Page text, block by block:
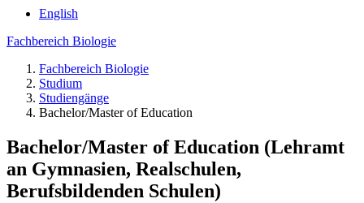
English
Fachbereich Biologie
Fachbereich Biologie
Studium
Studiengänge
Bachelor/Master of Education
Bachelor/Master of Education (Lehramt
an Gymnasien, Realschulen,
Berufsbildenden Schulen)